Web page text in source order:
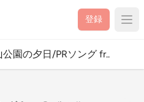
登録
公園の夕日/PRソング fr..